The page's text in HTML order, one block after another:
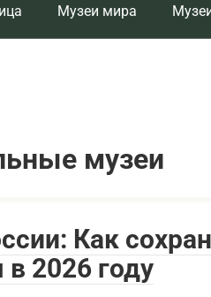
Музеи мира
музеи
Как
в 2026 году